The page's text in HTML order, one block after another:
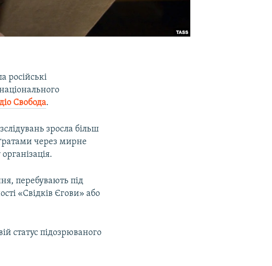
російські
Свобода.
зросла більш
через мирне
перебувають під
«Свідків Єгови» або
статус підозрюваного